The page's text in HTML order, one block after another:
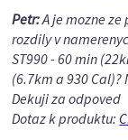
Petr:A je mozne
rozdily v
ST990 - 60 min
(6.7km a 930
Dekuji za odpoved
Dotaz k produktu: